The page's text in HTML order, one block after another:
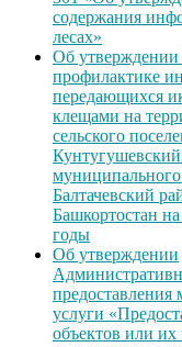
содержания
лесах»
Об
профилактике
передающихся
клещами на
сельского
Кунтугушевский
Балтачевский
Башкортостан
годы
Об утверждении
услуги
объектов или их